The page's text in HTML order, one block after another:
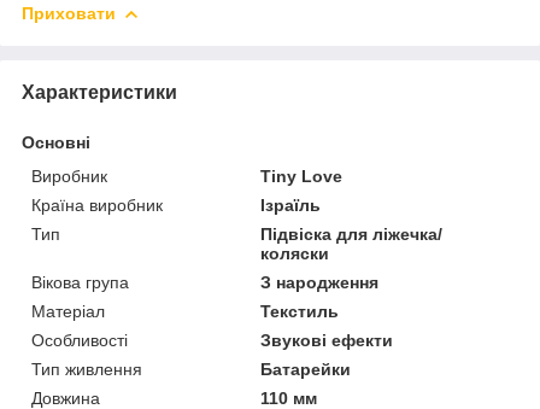
Приховати
Характеристики
Основні
Виробник
Tiny Love
Країна виробник
Ізраїль
Тип
Підвіска для ліжечка/
коляски
Вікова група
З народження
Матеріал
Текстиль
Особливості
Звукові ефекти
Тип живлення
Батарейки
Довжина
110 мм